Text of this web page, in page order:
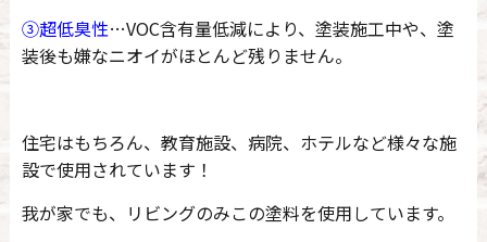
③超低臭性…VOC含有量低減により、塗装施工中や、塗
装後も嫌なニオイがほとんど残りません。
住宅はもちろん、教育施設、病院、ホテルなど様々な施
設で使用されています！
我が家でも、リビングのみこの塗料を使用しています。